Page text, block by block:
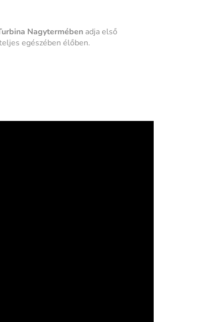
Nagytermébenadja első
egészében élőben.